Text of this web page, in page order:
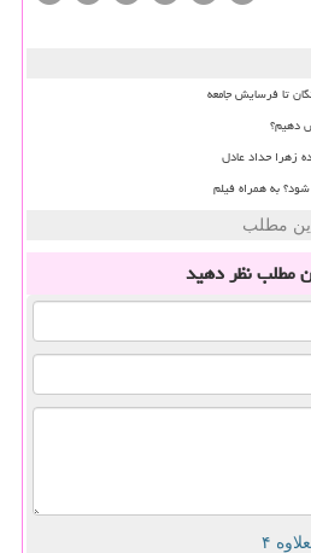
تا فرسایش جامعه
دهیم؟
زهرا حداد عادل
به همراه فیلم
این مطلب
مطلبنظر دهید